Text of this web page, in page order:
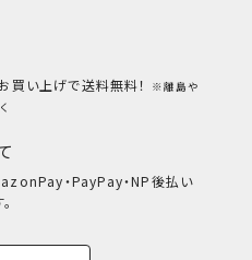
買い上げで送料無料！
※離島や
・PayPay・NP後払い